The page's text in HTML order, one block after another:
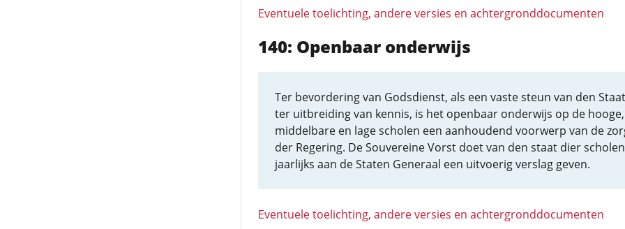
Eventuele toelichting, andere versies en achtergronddocumenten
140: Openbaar onderwijs
Ter bevordering van Godsdienst, als een vaste steun van den
ter uitbreiding van kennis, is het openbaar onderwijs op de hooge,
middelbare en lage scholen een aanhoudend voorwerp van de
der Regering. De Souvereine Vorst doet van den staat dier scholen
jaarlijks aan de Staten Generaal een uitvoerig verslag geven.
Eventuele toelichting, andere versies en achtergronddocumenten